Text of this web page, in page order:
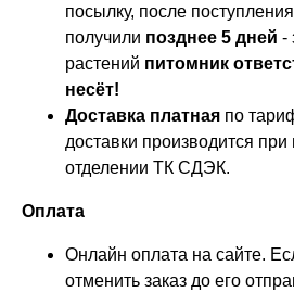
посылку, после
получили позднее 5 дней -
растений питомник
несёт!
Доставка платная по
доставки производится при
отделении ТК СДЭК.
Оплата
Онлайн оплата на сайте.
отменить заказ до его